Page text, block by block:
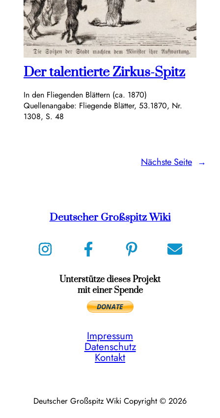
Der talentierte Zirkus-Spitz
In den Fliegenden Blättern (ca. 1870)
Quellenangabe: Fliegende Blätter, 53.1870, Nr.
1308, S. 48
Nächste Seite →
Deutscher Großspitz Wiki
Unterstütze dieses Projekt
mit einer Spende
Impressum
Datenschutz
Kontakt
Deutscher Großspitz Wiki Copyright © 2026